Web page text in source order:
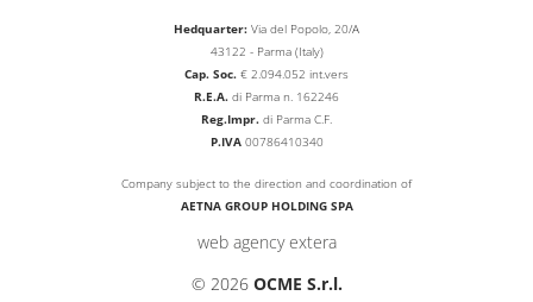
Hedquarter: Via del Popolo, 20/A
43122 - Parma (Italy)
Cap. Soc. € 2.094.052 int.vers
R.E.A. di Parma n. 162246
Reg.Impr. di Parma C.F.
P.IVA00786410340
Company subject to the direction and coordination of
AETNA GROUP HOLDING SPA
web agency extera
© 2026 OCME S.r.l.